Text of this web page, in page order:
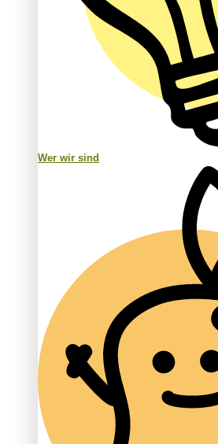
Wer wir sind